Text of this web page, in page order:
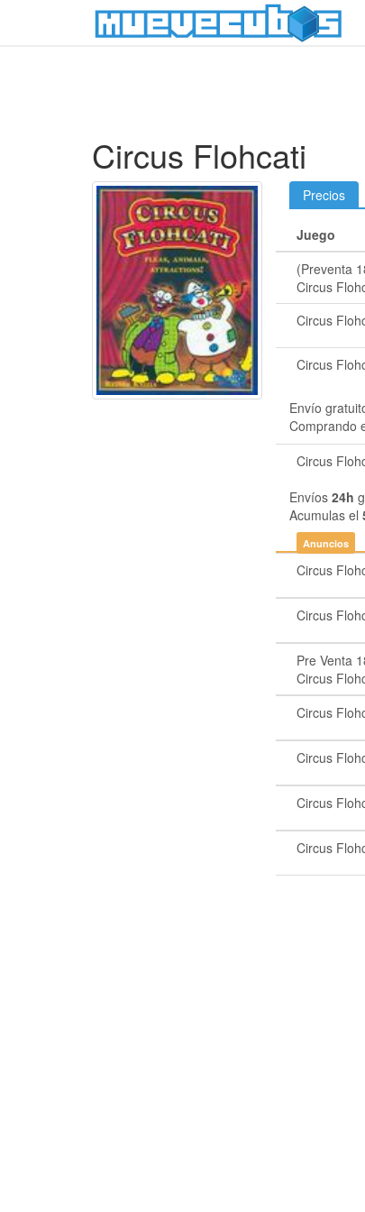
Circus Flohcati
Precios
Juego
(Preventa
Circus
Circus
Circus
Envío
Comprando
Circus
Envíos24h
Acumulas el
Anuncios
Circus
Circus
Pre Venta
Circus
Circus
Circus
Circus
Circus